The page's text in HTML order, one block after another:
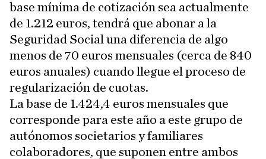
base mínima de cotización sea actualmente
de 1.212 euros, tendrá que abonar a la
Seguridad Social una diferencia de algo
menos de 70 euros mensuales (cerca de 840
euros anuales) cuando llegue el proceso de
regularización de cuotas.
La base de 1.424,4 euros mensuales que
corresponde para este año a este grupo de
autónomos societarios y familiares
colaboradores, que suponen entre ambos